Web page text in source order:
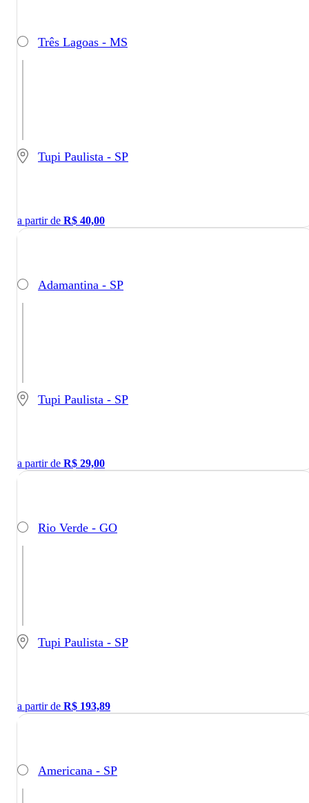
Três Lagoas - MS
Tupi Paulista - SP
a partir de R$ 40,00
Adamantina - SP
Tupi Paulista - SP
a partir de R$ 29,00
Rio Verde - GO
Tupi Paulista - SP
a partir de R$ 193,89
Americana - SP